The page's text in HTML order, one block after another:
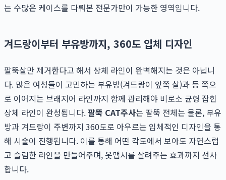
는 수많은 케이스를 다뤄본 전문가만이 가능한 영역입니다.
겨드랑이부터 부유방까지, 360도 입체 디자인
팔뚝살만 제거한다고 해서 상체 라인이 완벽해지는 것은 아닙니
다. 많은 여성들이 고민하는 부유방(겨드랑이 앞쪽 살)과 등 쪽으
로 이어지는 브래지어 라인까지 함께 관리해야 비로소 균형 잡힌
상체 라인이 완성됩니다.팔뚝 CAT주사는 팔뚝 전체는 물론, 부유
방과 겨드랑이 주변까지 360도로 아우르는 입체적인 디자인을 통
해 시술이 진행됩니다. 이를 통해 어떤 각도에서 보아도 자연스럽
고 슬림한 라인을 만들어주며, 옷맵시를 살려주는 효과까지 선사
합니다.